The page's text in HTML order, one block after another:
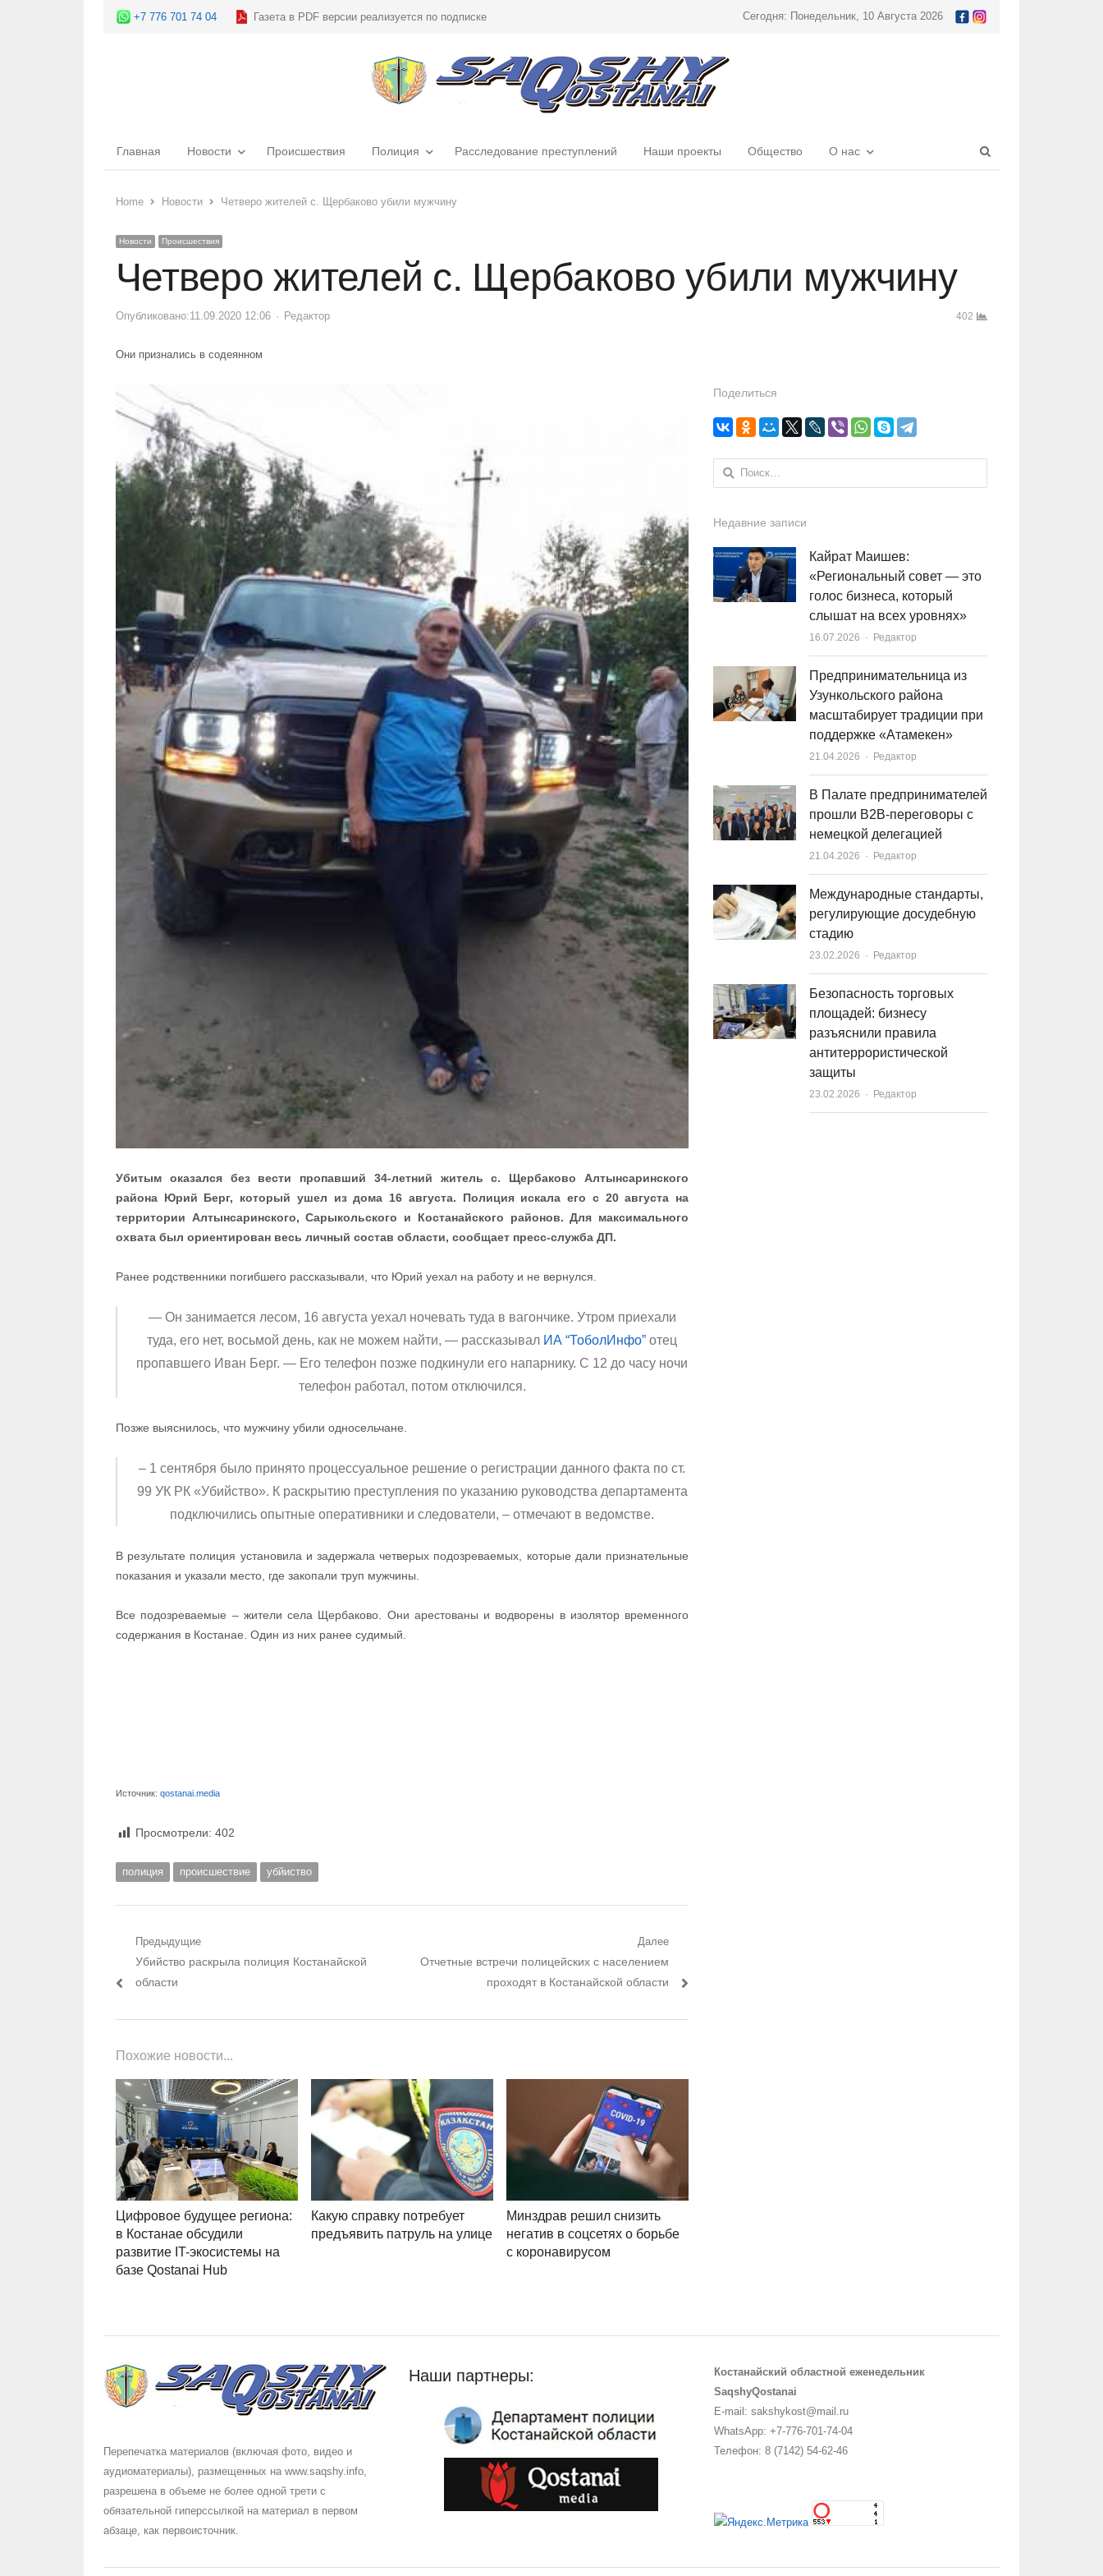
+7 776 701 74 04 Газета в PDF версии реализуется по подписке Сегодня: Понедельник, 10 Августа 2026
Главная Новости Происшествия Полиция Расследование преступлений Наши проекты Общество О нас
Home
Новости Четверо жителей с. Щербаково убили мужчину
Новости Происшествия
Четверо жителей с. Щербаково убили мужчину
Опубликовано:11.09.2020 12:06 Author
Редактор 402
Они признались в содеянном
Убитым оказался без вести пропавший 34-летний житель с. Щербаково Алтынсаринского
района Юрий Берг, который ушел из дома 16 августа. Полиция искала его с 20 августа на
территории Алтынсаринского, Сарыкольского и Костанайского районов. Для максимального
охвата был ориентирован весь личный состав области, сообщает пресс-служба ДП.
Ранее родственники погибшего рассказывали, что Юрий уехал на работу и не вернулся.
— Он занимается лесом, 16 августа уехал ночевать туда в вагончике. Утром приехали
туда, его нет, восьмой день, как не можем найти, — рассказывал ИА “ТоболИнфо” отец
пропавшего Иван Берг. — Его телефон позже подкинули его напарнику. С 12 до часу ночи
телефон работал, потом отключился.
Позже выяснилось, что мужчину убили односельчане.
– 1 сентября было принято процессуальное решение о регистрации данного факта по ст.
99 УК РК «Убийство». К раскрытию преступления по указанию руководства департамента
подключились опытные оперативники и следователи, – отмечают в ведомстве.
В результате полиция установила и задержала четверых подозреваемых, которые дали признательные
показания и указали место, где закопали труп мужчины.
Все подозреваемые – жители села Щербаково. Они арестованы и водворены в изолятор временного
содержания в Костанае. Один из них ранее судимый.
Источник: qostanai.media
Просмотрели: 402
полиция происшествие убйиство
Навигация по записям
Предыдущие
Предыдущий пост:
Убийство раскрыла полиция Костанайской
области
Далее
Следующий пост:
Отчетные встречи полицейских с населением
проходят в Костанайской области
Похожие новости...
Цифровое будущее региона:
в Костанае обсудили
развитие IT-экосистемы на
базе Qostanai Hub
Какую справку потребует
предъявить патруль на улице
Минздрав решил снизить
негатив в соцсетях о борьбе
с коронавирусом
Поделиться
Найти:
Недавние записи
Кайрат Маишев:
«Региональный совет — это
голос бизнеса, который
слышат на всех уровнях»
16.07.2026 Author
Редактор
Предпринимательница из
Узункольского района
масштабирует традиции при
поддержке «Атамекен»
21.04.2026 Author
Редактор
В Палате предпринимателей
прошли B2B-переговоры с
немецкой делегацией
21.04.2026 Author
Редактор
Международные стандарты,
регулирующие досудебную
стадию
23.02.2026 Author
Редактор
Безопасность торговых
площадей: бизнесу
разъяснили правила
антитеррористической
защиты
23.02.2026 Author
Редактор
Перепечатка материалов (включая фото, видео и
аудиоматериалы), размещенных на www.saqshy.info,
разрешена в объеме не более одной трети с
обязательной гиперссылкой на материал в первом
абзаце, как первоисточник.
Наши партнеры:
Костанайский областной еженедельник
SaqshyQostanai
E-mail: sakshykost@mail.ru
WhatsApp: +7-776-701-74-04
Телефон: 8 (7142) 54-62-46